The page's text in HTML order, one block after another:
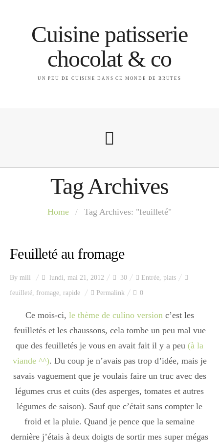
Cuisine patisserie
chocolat & co
UN PEU DE CUISINE DANS CE MONDE DE BRUTES
A propos
Index des recettes
Catégories
Apéro
Entrée
plats
Dessert
Tag Archives
Home / Tag Archives: "feuilleté"
Feuilleté au fromage
By mili lundi, mai 21, 2012 30 Entrée, plats
feuilleté, fromage, rapide Permalink 0
Ce mois-ci, le thème de culino versionc’est les
feuilletés et les chaussons, cela tombe un peu mal vue
que des feuilletés je vous en avait fait il y a peu (à la
viande ^^). Du coup je n’avais pas trop d’idée, mais je
savais vaguement que je voulais faire un truc avec des
légumes crus et cuits (des asperges, tomates et autres
légumes de saison). Sauf que c’était sans compter le
froid et la pluie. Quand je pence que la semaine
dernière j’étais à deux doigts de sortir mes super mégas